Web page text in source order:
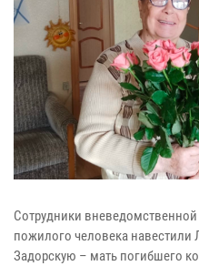
Сотрудники
пожилого человека
Задорскую – мать погибшего